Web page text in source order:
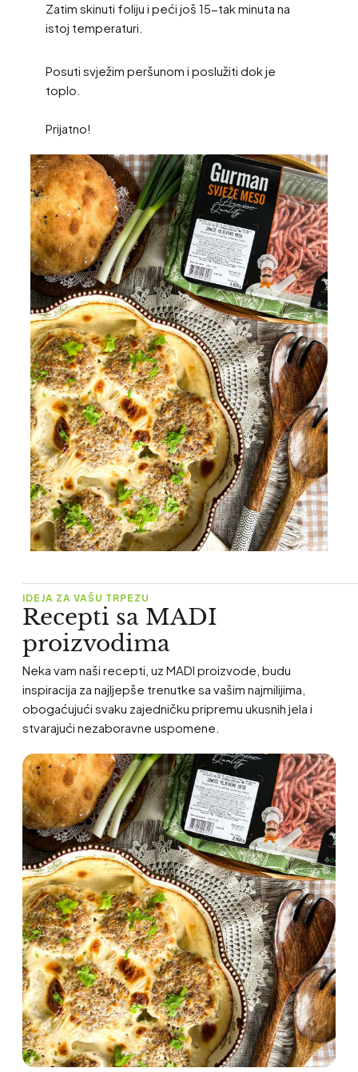
Zatim skinuti foliju i peći još 15-tak minuta na
istoj temperaturi.
Posuti svježim peršunom i poslužiti dok je
toplo.
Prijatno!
IDEJA ZA VAŠU TRPEZU
Recepti sa MADI
proizvodima
Neka vam naši recepti, uz MADI proizvode, budu
inspiracija za najljepše trenutke sa vašim najmilijima,
obogaćujući svaku zajedničku pripremu ukusnih jela i
stvarajući nezaboravne uspomene.